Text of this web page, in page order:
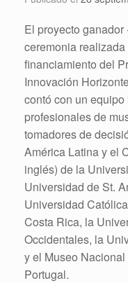
El proyecto
ceremonia
financiamiento del
Innovación
contó con un
profesionales de
tomadores de
América Latina y el
inglés) de la
Universidad de St.
Universidad
Costa Rica, la
Occidentales, la
y el Museo
Portugal.